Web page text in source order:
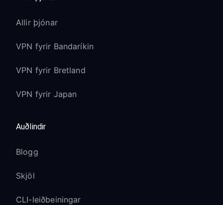
Allir þjónar
VPN fyrir Bandaríkin
VPN fyrir Bretland
VPN fyrir Japan
Auðlindir
Blogg
Skjöl
CLI-leiðbeiningar